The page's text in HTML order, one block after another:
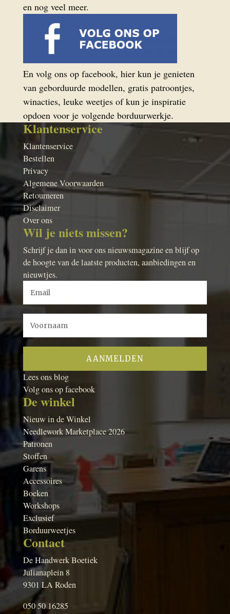
en nog veel meer.
En volg ons op facebook, hier kun je genieten
van geborduurde modellen, gratis patroontjes,
winacties, leuke weetjes of kun je inspiratie
opdoen voor je volgende borduurwerkje.
Klantenservice
Klantenservice
Bestellen
Privacy
Algemene Voorwaarden
Retourneren
Disclaimer
Over ons
Wil je niets missen?
Schrijf je dan in voor ons nieuwsmagazine en blijf op
de hoogte van de laatste producten, aanbiedingen en
nieuwtjes.
Lees ons blog
Volg ons op facebook
De winkel
Nieuw in de Winkel
Needlework Marketplace 2026
Patronen
Stoffen
Garens
Accessoires
Boeken
Workshops
Exclusief
Borduurweetjes
Contact
De Handwerk Boetiek
Julianaplein 8
9301 LA Roden
050 50 16285